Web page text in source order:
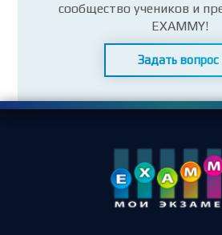
сообщество учеников и
EXAMMY!
Задать вопрос